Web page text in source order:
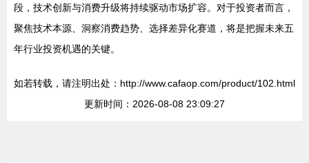
段，技术创新与消费升级将持续驱动市场扩容。对于投资者而言，
聚焦技术本源、洞察消费趋势、选择差异化赛道，将是把握未来五
年行业投资机遇的关键。
如若转载，请注明出处：http://www.cafaop.com/product/102.html
更新时间：2026-08-08 23:09:27